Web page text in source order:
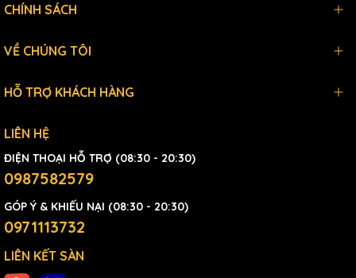
CHÍNH SÁCH
VỀ CHÚNG TÔI
HỖ TRỢ KHÁCH HÀNG
LIÊN HỆ
ĐIỆN THOẠI HỖ TRỢ (08:30 - 20:30)
0987582579
GÓP Ý & KHIẾU NẠI (08:30 - 20:30)
0971113732
LIÊN KẾT SÀN